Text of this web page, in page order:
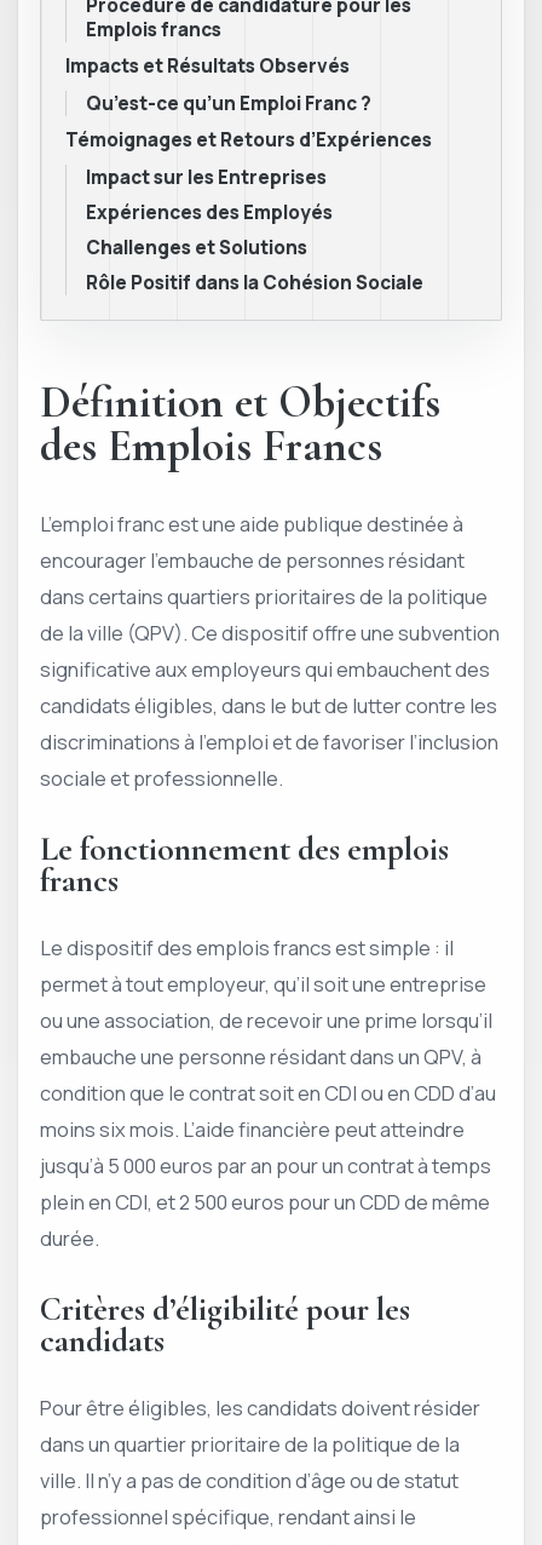
Procédure de candidature pour les
Emplois francs
Impacts et Résultats Observés
Qu’est-ce qu’un Emploi Franc ?
Témoignages et Retours d’Expériences
Impact sur les Entreprises
Expériences des Employés
Challenges et Solutions
Rôle Positif dans la Cohésion Sociale
Définition et Objectifs
des Emplois Francs
L’emploi franc est une aide publique destinée à
encourager l’embauche de personnes résidant
dans certains quartiers prioritaires de la politique
de la ville (QPV). Ce dispositif offre une subvention
significative aux employeurs qui embauchent des
candidats éligibles, dans le but de lutter contre les
discriminations à l’emploi et de favoriser l’inclusion
sociale et professionnelle.
Le fonctionnement des emplois
francs
Le dispositif des emplois francs est simple : il
permet à tout employeur, qu’il soit une entreprise
ou une association, de recevoir une prime lorsqu’il
embauche une personne résidant dans un QPV, à
condition que le contrat soit en CDI ou en CDD d’au
moins six mois. L’aide financière peut atteindre
jusqu’à 5 000 euros par an pour un contrat à temps
plein en CDI, et 2 500 euros pour un CDD de même
durée.
Critères d’éligibilité pour les
candidats
Pour être éligibles, les candidats doivent résider
dans un quartier prioritaire de la politique de la
ville. Il n’y a pas de condition d’âge ou de statut
professionnel spécifique, rendant ainsi le